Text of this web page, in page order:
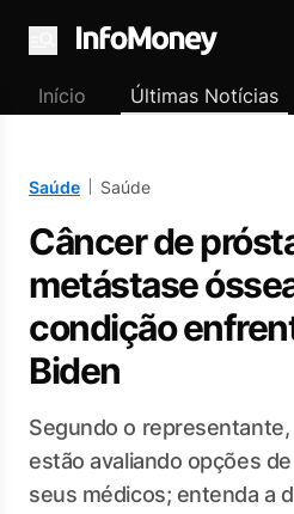
Menu
Início Últimas Notícias
Saúde Saúde
Câncer de
metástase
condição
Biden
Segundo o representante,
estão avaliando opções
seus médicos; entenda a